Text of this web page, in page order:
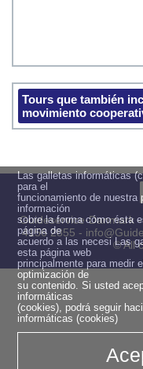
Tours que también
movimiento
Guideservice·Danmark
4156 2855 -
© All
Las galletas informáticas
para el
funcionamiento de nuestra
información
sobre la forma cómo ésta
página de
acuerdo a las necesi Las
esta página web
principalmente para medir
optimización de
su contenido. Si usted
informáticas
(cookies), podrá seguir
informáticas (cookies)